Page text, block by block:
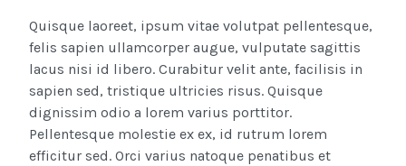
Quisque laoreet, ipsum vitae volutpat pellentesque,
felis sapien ullamcorper augue, vulputate sagittis
lacus nisi id libero. Curabitur velit ante, facilisis in
sapien sed, tristique ultricies risus. Quisque
dignissim odio a lorem varius porttitor.
Pellentesque molestie ex ex, id rutrum lorem
efficitur sed. Orci varius natoque penatibus et